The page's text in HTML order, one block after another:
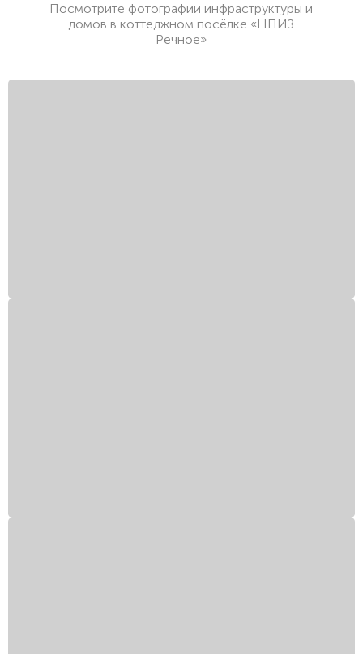
Посмотрите фотографии инфраструктуры и
домов в коттеджном посёлке «НПИЗ
Речное»